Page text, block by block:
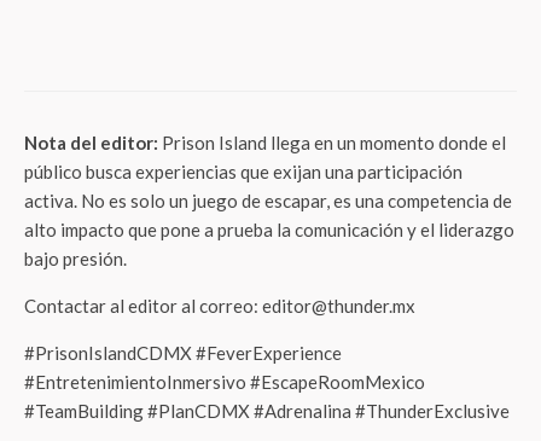
Nota del editor: Prison Island llega en un momento donde el
público busca experiencias que exijan una participación
activa. No es solo un juego de escapar, es una competencia de
alto impacto que pone a prueba la comunicación y el liderazgo
bajo presión.
Contactar al editor al correo: editor@thunder.mx
#PrisonIslandCDMX #FeverExperience
#EntretenimientoInmersivo #EscapeRoomMexico
#TeamBuilding #PlanCDMX #Adrenalina #ThunderExclusive